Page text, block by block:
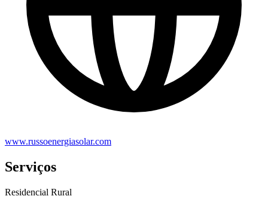
www.russoenergiasolar.com
Serviços
Residencial Rural